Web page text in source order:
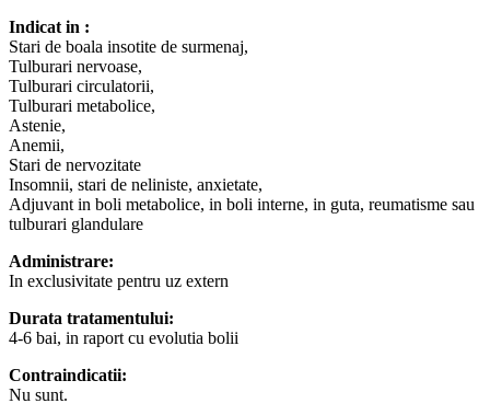
Indicat in :
Stari de boala insotite de surmenaj,
Tulburari nervoase,
Tulburari circulatorii,
Tulburari metabolice,
Astenie,
Anemii,
Stari de nervozitate
Insomnii, stari de neliniste, anxietate,
Adjuvant in boli metabolice, in boli interne, in guta, reumatisme sau
tulburari glandulare
Administrare:
In exclusivitate pentru uz extern
Durata tratamentului:
4-6 bai, in raport cu evolutia bolii
Contraindicatii:
Nu sunt.